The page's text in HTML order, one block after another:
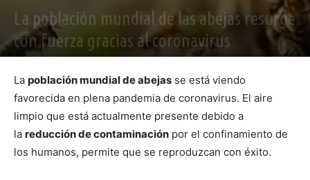
La población mundial de las abejas resurge
con fuerza gracias al coronavirus
La población mundial de abejas se está viendo
favorecida en plena pandemia de coronavirus. El aire
limpio que está actualmente presente debido a
la reducción de contaminación por el confinamiento de
los humanos, permite que se reproduzcan con éxito.